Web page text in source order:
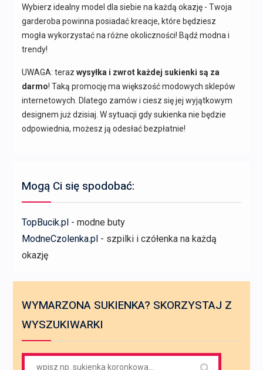
Wybierz idealny model dla siebie na każdą okazję - Twoja
garderoba powinna posiadać kreacje, które będziesz
mogła wykorzystać na różne okoliczności! Bądź modna i
trendy!
UWAGA: teraz wysyłka i zwrot każdej sukienki są za
darmo! Taką promocję ma większość modowych sklepów
internetowych. Dlatego zamów i ciesz się jej wyjątkowym
designem już dzisiaj. W sytuacji gdy sukienka nie będzie
odpowiednia, możesz ją odesłać bezpłatnie!
Mogą Ci się spodobać:
TopBucik.pl- modne buty
ModneCzolenka.pl- szpilki i czółenka na każdą
okazję
WYMARZONA SUKIENKA? SKORZYSTAJ Z
WYSZUKIWARKI